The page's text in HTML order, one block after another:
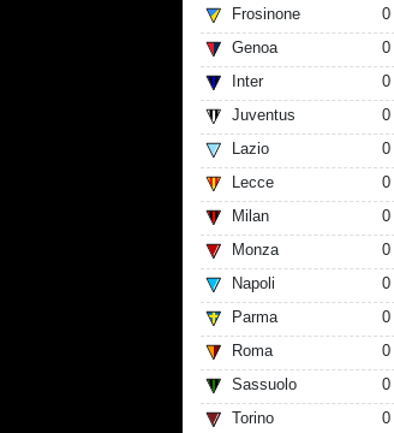
Frosinone
0
Genoa
0
Inter
0
Juventus
0
Lazio
0
Lecce
0
Milan
0
Monza
0
Napoli
0
Parma
0
Roma
0
Sassuolo
0
Torino
0